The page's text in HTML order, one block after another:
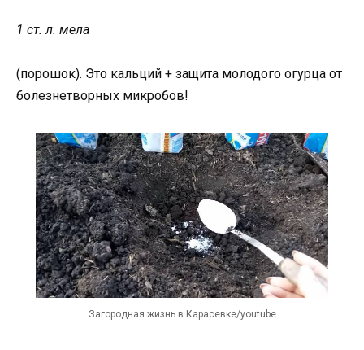
1 ст. л. мела
(порошок). Это кальций + защита молодого огурца от
болезнетворных микробов!
Загородная жизнь в Карасевке/youtube